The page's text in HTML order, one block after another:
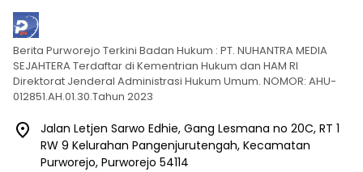
Berita Purworejo Terkini Badan Hukum : PT. NUHANTRA MEDIA
SEJAHTERA Terdaftar di Kementrian Hukum dan HAM RI
Direktorat Jenderal Administrasi Hukum Umum. NOMOR: AHU-
012851.AH.01.30.Tahun 2023
Jalan Letjen Sarwo Edhie, Gang Lesmana no 20C, RT 1
RW 9 Kelurahan Pangenjurutengah, Kecamatan
Purworejo, Purworejo 54114